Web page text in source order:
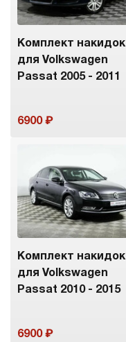
Комплект накидок
для Volkswagen
Passat 2005 - 2011
6900
Комплект накидок
для Volkswagen
Passat 2010 - 2015
6900